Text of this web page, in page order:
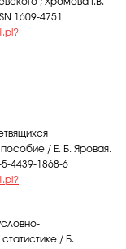
1609-4751
/ Е. Б. Яровая.
4439-1868-6
/ Б.